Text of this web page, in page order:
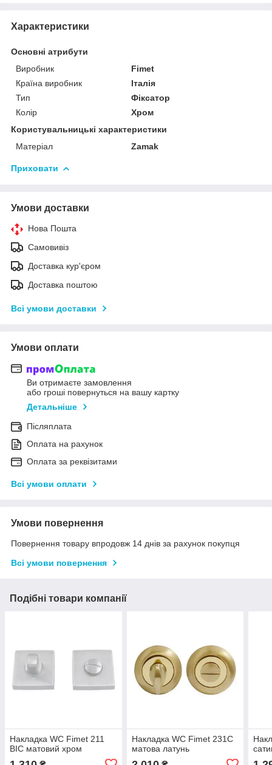
Характеристики
Основні атрибути
Виробник
Fimet
Країна виробник
Італія
Тип
Фіксатор
Колір
Хром
Користувальницькі характеристики
Матеріал
Zamak
Приховати
Умови доставки
Нова Пошта
Самовивіз
Доставка кур'єром
Доставка поштою
Всі умови доставки
Умови оплати
Ви отримаєте замовлення
або гроші повернуться на вашу картку
Детальніше
Післяплата
Оплата на рахунок
Оплата за реквізитами
Всі умови оплати
Умови повернення
Повернення товару впродовж 14 днів за рахунок покупця
Всі умови повернення
Подібні товари компанії
Накладка WC Fimet 211
ВIC матовий хром
Накладка WC Fimet 231C
матова латунь